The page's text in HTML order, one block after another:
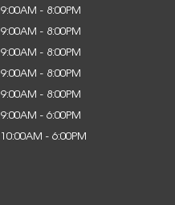
9:00AM - 8:00PM
9:00AM - 8:00PM
9:00AM - 8:00PM
9:00AM - 8:00PM
9:00AM - 8:00PM
9:00AM - 6:00PM
10:00AM - 6:00PM